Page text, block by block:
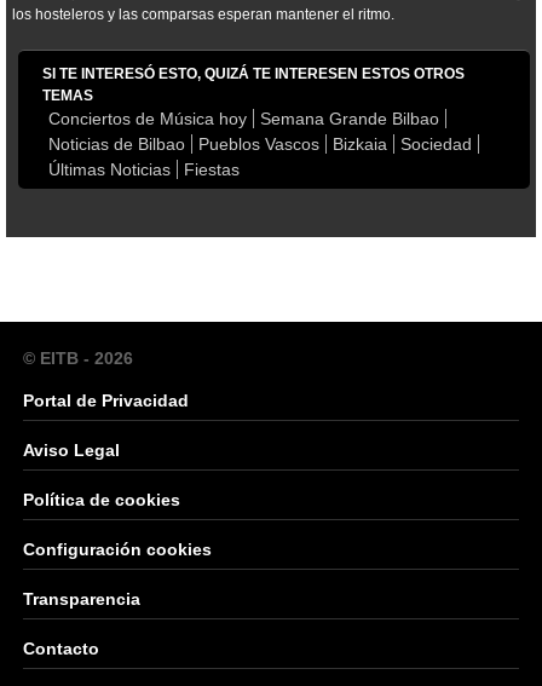
los hosteleros y las comparsas esperan mantener el ritmo.
SI TE INTERESÓ ESTO, QUIZÁ TE INTERESEN ESTOS OTROS
TEMAS
Conciertos de Música hoy
Semana Grande Bilbao
Noticias de Bilbao
Pueblos Vascos Bizkaia
Sociedad
Últimas Noticias
Fiestas
© EITB - 2026
Portal de Privacidad
Aviso Legal
Política de cookies
Configuración cookies
Transparencia
Contacto